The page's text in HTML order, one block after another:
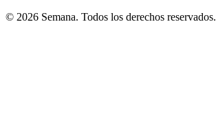
© 2026 Semana. Todos los derechos reservados.